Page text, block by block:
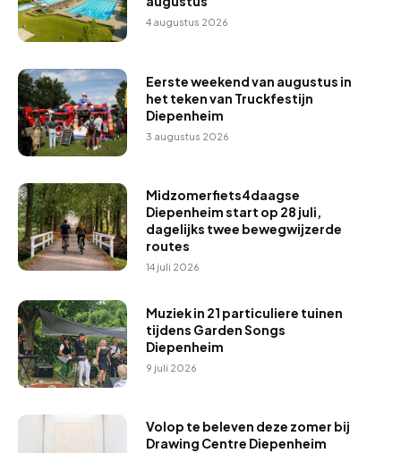
4 augustus 2026
Eerste weekend van augustus in
het teken van Truckfestijn
Diepenheim
3 augustus 2026
Midzomerfiets4daagse
Diepenheim start op 28 juli,
dagelijks twee bewegwijzerde
routes
14 juli 2026
Muziek in 21 particuliere tuinen
tijdens Garden Songs
Diepenheim
9 juli 2026
Volop te beleven deze zomer bij
Drawing Centre Diepenheim